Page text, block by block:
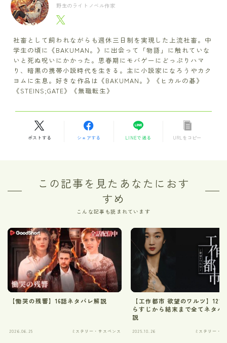
野生のライトノベル作家
社畜として飼われながらも週休三日制を実現した上流社畜。中
学生の頃に《BAKUMAN。》に出会って「物語」に触れていな
いと死ぬ呪いにかかった。思春期にモバゲーにどっぷりハマ
り、暗黒の携帯小説時代を生きる。主に小説家になろうやカク
ヨムに生息。好きな作品は《BAKUMAN。》《ヒカルの碁》
《STEINS;GATE》《無職転生》
ポストする シェアする LINEで送る URLをコピー
この記事を見たあなたにおす
すめ
こんな記事も読まれています
【慟哭の残響】16話ネタバレ解説
2026.06.25 ミステリー・サスペンス
【工作都市 欲望のワルツ】12
らすじから結末まで全てネタバ
説
2025.10.26 ミステリー・